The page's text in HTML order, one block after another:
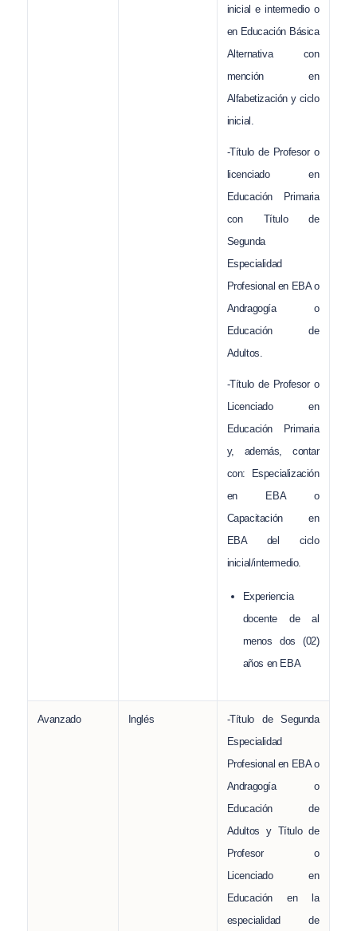
inicial e intermedio o
en Educación Básica
Alternativa con
mención en
Alfabetización y ciclo
inicial.
-Título de Profesor o
licenciado en
Educación Primaria
con Título de
Segunda
Especialidad
Profesional en EBA o
Andragogía o
Educación de
Adultos.
-Título de Profesor o
Licenciado en
Educación Primaria
y, además, contar
con: Especialización
en EBA o
Capacitación en
EBA del ciclo
inicial/intermedio.
Experiencia
docente de al
menos dos (02)
años en EBA
Avanzado Inglés
-Título de Segunda
Especialidad
Profesional en EBA o
Andragogía o
Educación de
Adultos y Título de
Profesor o
Licenciado en
Educación en la
especialidad de